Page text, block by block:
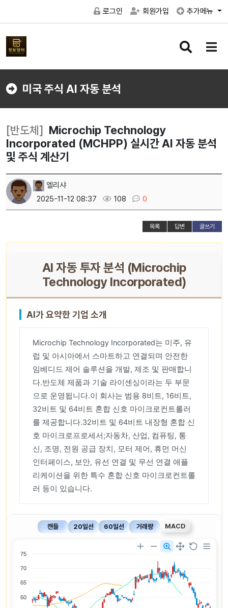
로그인 회원가입 추가메뉴
검
버
메
버
미국 주식 AI 자동 분석
[반도체] Microchip Technology
Incorporated (MCHPP) 실시간 AI 자동 분석
및 주식 계산기
엘리샤
2025-11-12 08:37
108 0
목록 답변 글쓰기
AI 자동 투자 분석 (Microchip
Technology Incorporated)
AI가 요약한 기업 소개
Microchip Technology Incorporated는 미주, 유
럽 및 아시아에서 스마트하고 연결되며 안전한
임베디드 제어 솔루션을 개발, 제조 및 판매합니
다.반도체 제품과 기술 라이센싱이라는 두 부문
으로 운영됩니다.이 회사는 범용 8비트, 16비트,
32비트 및 64비트 혼합 신호 마이크로컨트롤러
를 제공합니다.32비트 및 64비트 내장형 혼합 신
호 마이크로프로세서;자동차, 산업, 컴퓨팅, 통
신, 조명, 전원 공급 장치, 모터 제어, 휴먼 머신
인터페이스, 보안, 유선 연결 및 무선 연결 애플
리케이션을 위한 특수 혼합 신호 마이크로컨트롤
러 등이 있습니다.
캔들 20일선 60일선 거래량 MACD
75
70
65
60